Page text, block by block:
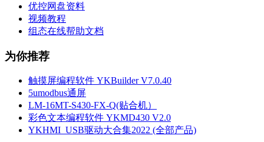
优控网盘资料
视频教程
组态在线帮助文档
为你推荐
触摸屏编程软件 YKBuilder V7.0.40
5umodbus通屏
LM-16MT-S430-FX-Q(贴合机）
彩色文本编程软件 YKMD430 V2.0
YKHMI_USB驱动大合集2022 (全部产品)